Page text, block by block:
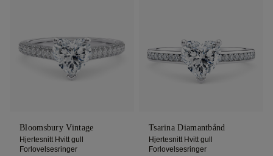
Bloomsbury Vintage
Hjertesnitt Hvitt gull
Forlovelsesringer
Tsarina Diamantbånd
Hjertesnitt Hvitt gull
Forlovelsesringer